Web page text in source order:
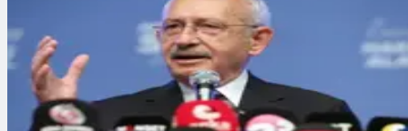
Şu An Okunan
CHP'de Kurultay Davası Öncesi Kılıçdaroğlu Sessizliğini Koruyor